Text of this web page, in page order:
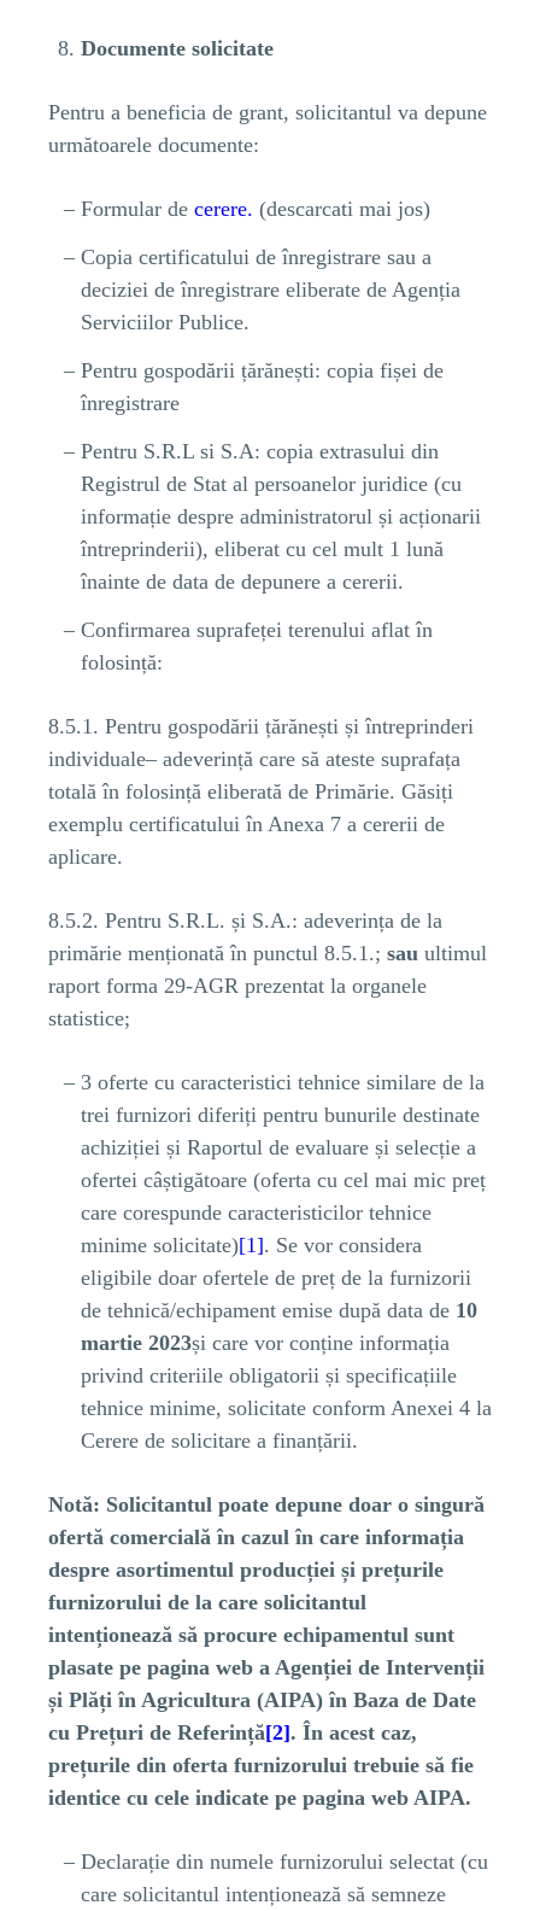
Documente solicitate
Pentru a beneficia de grant, solicitantul va depune
următoarele documente:
Formular de cerere. (descarcati mai jos)
Copia certificatului de înregistrare sau a
deciziei de înregistrare eliberate de Agenția
Serviciilor Publice.
Pentru gospodării țărănești: copia fișei de
înregistrare
Pentru S.R.L si S.A: copia extrasului din
Registrul de Stat al persoanelor juridice (cu
informație despre administratorul și acționarii
întreprinderii), eliberat cu cel mult 1 lună
înainte de data de depunere a cererii.
Confirmarea suprafeței terenului aflat în
folosință:
8.5.1. Pentru gospodării țărănești și întreprinderi
individuale– adeverință care să ateste suprafața
totală în folosință eliberată de Primărie. Găsiți
exemplu certificatului în Anexa 7 a cererii de
aplicare.
8.5.2. Pentru S.R.L. și S.A.: adeverința de la
primărie menționată în punctul 8.5.1.; sau ultimul
raport forma 29-AGR prezentat la organele
statistice;
3 oferte cu caracteristici tehnice similare de la
trei furnizori diferiți pentru bunurile destinate
achiziției și Raportul de evaluare și selecție a
ofertei câștigătoare (oferta cu cel mai mic preț
care corespunde caracteristicilor tehnice
minime solicitate)[1]. Se vor considera
eligibile doar ofertele de preț de la furnizorii
de tehnică/echipament emise după data de 10
martie 2023și care vor conține informația
privind criteriile obligatorii și specificațiile
tehnice minime, solicitate conform Anexei 4 la
Cerere de solicitare a finanțării.
Notă: Solicitantul poate depune doar o singură
ofertă comercială în cazul în care informația
despre asortimentul producției și prețurile
furnizorului de la care solicitantul
intenționează să procure echipamentul sunt
plasate pe pagina web a Agenției de Intervenții
și Plăți în Agricultura (AIPA) în Baza de Date
cu Prețuri de Referință[2]. În acest caz,
prețurile din oferta furnizorului trebuie să fie
identice cu cele indicate pe pagina web AIPA.
Declarație din numele furnizorului selectat (cu
care solicitantul intenționează să semneze